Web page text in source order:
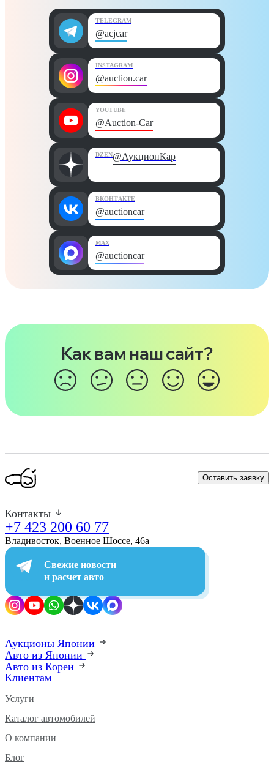
TELEGRAM
@acjcar
INSTAGRAM
@auction.car
YOUTUBE
@Auction-Car
DZEN@АукционКар
ВКОНТАКТЕ
@auctioncar
MAX
@auctioncar
Как вам наш сайт?
Оставить заявку
Контакты
+7 423 200 60 77
Владивосток, Военное Шоссе, 46а​
Свежие новости
и расчет авто
Аукционы Японии
Авто из Японии
Авто из Кореи
Клиентам
Услуги
Каталог автомобилей
О компании
Блог